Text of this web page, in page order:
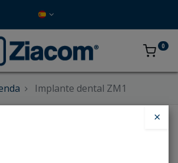
0
Implante dental ZM1
×